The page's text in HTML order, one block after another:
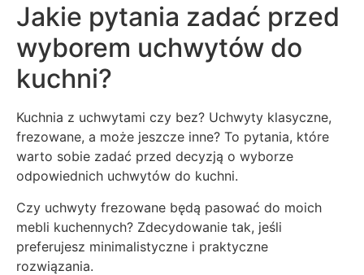
Jakie pytania zadać przed
wyborem uchwytów do
kuchni?
Kuchnia z uchwytami czy bez? Uchwyty klasyczne,
frezowane, a może jeszcze inne? To pytania, które
warto sobie zadać przed decyzją o wyborze
odpowiednich uchwytów do kuchni.
Czy uchwyty frezowane będą pasować do moich
mebli kuchennych? Zdecydowanie tak, jeśli
preferujesz minimalistyczne i praktyczne
rozwiązania.